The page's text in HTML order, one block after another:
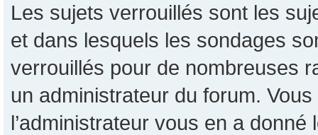
Les sujets verrouillés sont les
et dans lesquels les sondages
verrouillés pour de nombreuses
un administrateur du forum.
l’administrateur vous en a donné